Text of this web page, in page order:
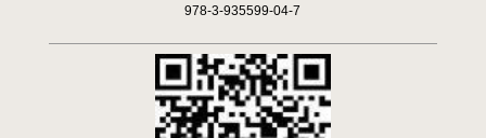
978-3-935599-04-7